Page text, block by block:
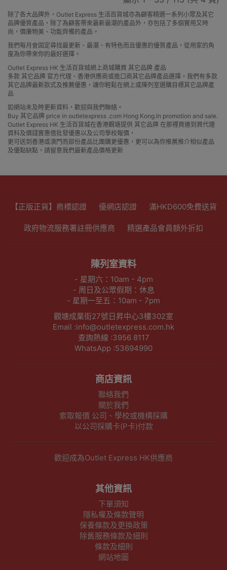
除了各大品牌外，Outlet Express 生活百貨城亦為顧客精選一系列小眾及其它
品牌優質產品，除了為顧客帶來最新最潮的產品外，亦包括了多個實用又時
尚，價廉物美、功能齊備的產品。
我們每月會固定尋找最更新、最潮、有特色而且優惠的優質產品，從用家的角
度為你帶來你的最好選擇。
Outlet Express HK 生活百貨城網上商城購買 其它品牌 產品
多款 其它品牌 官方代理、香港供應商或進口商其它品牌產品選擇，我們有多款
其它品牌最新款式及推薦優惠，讓你輕鬆在網上或陳列室選購目標其它品牌產
品
如網站未及時更新資料，歡迎與我們聯絡。
Buy 其它品牌 price in outletexpress .com Hong Kong.In promotion and sale.
Outlet Express HK 生活百貨城在香港觀塘提供 其它品牌 在那裡買邊到買代理
資料及價錢實惠借批發優惠以及公司學校報價，
更可送到香港或澳門而部份產品比團購更優惠，更可以為你推薦推介相似產品
及優點缺點，請留意我們最新產品價格更新
【正版正貨】商標認證 優網店認證 滿HKD600免費送貨
政府物流服務署註冊供應商 精選產品會員額外折扣
陳列室資料
- 星期六：10am - 4pm
- 周日及公眾假期：休息
- 星期一至五：10am - 7pm
觀塘成業街27號日昇中心3樓302室
Email :info@outletexpress.com.hk
查詢熱線 :3956 8117
WhatsApp :53694990
商店資訊
聯絡我們
關於我們
索取報價 公司、學校或機構採購
以公司採購卡(P卡)付款
歡迎成為Outlet Express HK供應商
其他資訊
下單須知
隱私權及條款聲明
保養條款及更換政策
除舊服務條款及細則
條款及細則
網站地圖